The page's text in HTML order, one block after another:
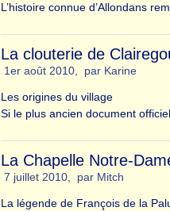
L’histoire connue d’Allondans
La clouterie de
1er août 2010, par Karine
Les origines du village
Si le plus ancien document
La Chapelle Notre-
7 juillet 2010, par Mitch
La légende de François de la